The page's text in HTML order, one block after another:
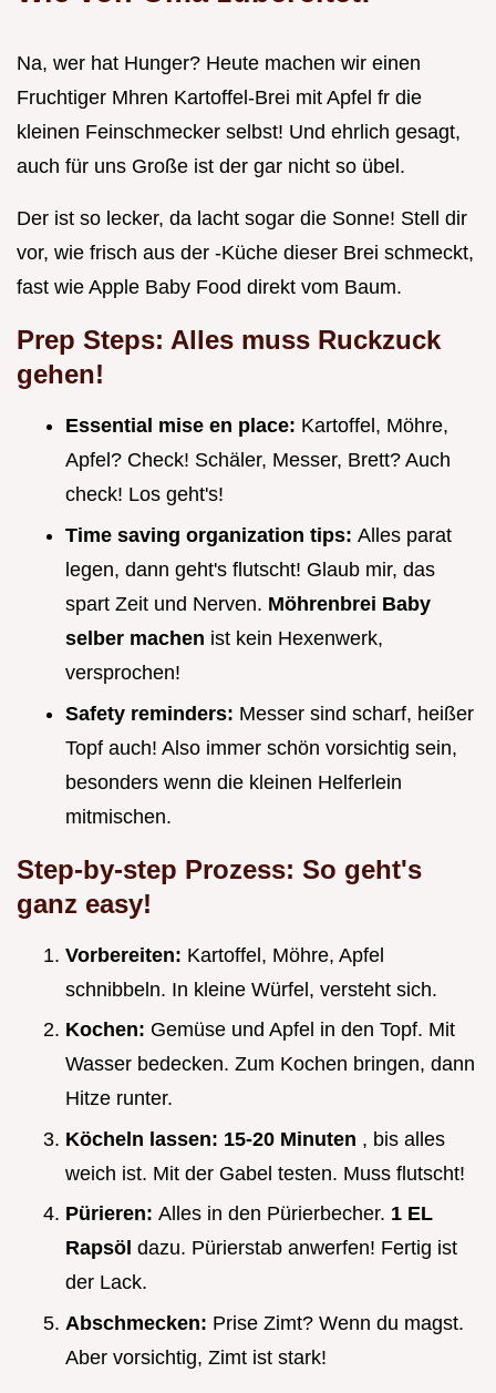
Na, wer hat Hunger? Heute machen wir einen
Fruchtiger Mhren Kartoffel-Brei mit Apfel fr die
kleinen Feinschmecker selbst! Und ehrlich gesagt,
auch für uns Große ist der gar nicht so übel.
Der ist so lecker, da lacht sogar die Sonne! Stell dir
vor, wie frisch aus der -Küche dieser Brei schmeckt,
fast wie Apple Baby Food direkt vom Baum.
Prep Steps: Alles muss Ruckzuck
gehen!
Essential mise en place: Kartoffel, Möhre,
Apfel? Check! Schäler, Messer, Brett? Auch
check! Los geht's!
Time saving organization tips: Alles parat
legen, dann geht's flutscht! Glaub mir, das
spart Zeit und Nerven. Möhrenbrei Baby
selber machen ist kein Hexenwerk,
versprochen!
Safety reminders: Messer sind scharf, heißer
Topf auch! Also immer schön vorsichtig sein,
besonders wenn die kleinen Helferlein
mitmischen.
Step-by-step Prozess: So geht's
ganz easy!
Vorbereiten: Kartoffel, Möhre, Apfel
schnibbeln. In kleine Würfel, versteht sich.
Kochen: Gemüse und Apfel in den Topf. Mit
Wasser bedecken. Zum Kochen bringen, dann
Hitze runter.
Köcheln lassen: 15-20 Minuten , bis alles
weich ist. Mit der Gabel testen. Muss flutscht!
Pürieren: Alles in den Pürierbecher. 1 EL
Rapsöl dazu. Pürierstab anwerfen! Fertig ist
der Lack.
Abschmecken: Prise Zimt? Wenn du magst.
Aber vorsichtig, Zimt ist stark!